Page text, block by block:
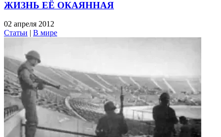
ЖИЗНЬ ЕЁ ОКАЯННАЯ
02 апреля 2012
Статьи | В мире